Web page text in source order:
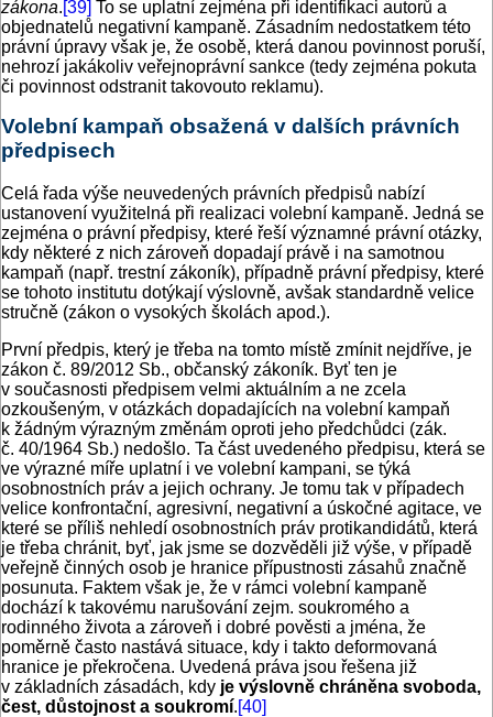
zákona.[39] To se uplatní zejména při identifikaci autorů a
objednatelů negativní kampaně. Zásadním nedostatkem této
právní úpravy však je, že osobě, která danou povinnost poruší,
nehrozí jakákoliv veřejnoprávní sankce (tedy zejména pokuta
či povinnost odstranit takovouto reklamu).
Volební kampaň obsažená v dalších právních
předpisech
Celá řada výše neuvedených právních předpisů nabízí
ustanovení využitelná při realizaci volební kampaně. Jedná se
zejména o právní předpisy, které řeší významné právní otázky,
kdy některé z nich zároveň dopadají právě i na samotnou
kampaň (např. trestní zákoník), případně právní předpisy, které
se tohoto institutu dotýkají výslovně, avšak standardně velice
stručně (zákon o vysokých školách apod.).
První předpis, který je třeba na tomto místě zmínit nejdříve, je
zákon č. 89/2012 Sb., občanský zákoník. Byť ten je
v současnosti předpisem velmi aktuálním a ne zcela
ozkoušeným, v otázkách dopadajících na volební kampaň
k žádným výrazným změnám oproti jeho předchůdci (zák.
č. 40/1964 Sb.) nedošlo. Ta část uvedeného předpisu, která se
ve výrazné míře uplatní i ve volební kampani, se týká
osobnostních práv a jejich ochrany. Je tomu tak v případech
velice konfrontační, agresivní, negativní a úskočné agitace, ve
které se příliš nehledí osobnostních práv protikandidátů, která
je třeba chránit, byť, jak jsme se dozvěděli již výše, v případě
veřejně činných osob je hranice přípustnosti zásahů značně
posunuta. Faktem však je, že v rámci volební kampaně
dochází k takovému narušování zejm. soukromého a
rodinného života a zároveň i dobré pověsti a jména, že
poměrně často nastává situace, kdy i takto deformovaná
hranice je překročena. Uvedená práva jsou řešena již
v základních zásadách, kdy je výslovně chráněna svoboda,
čest, důstojnost a soukromí.[40]